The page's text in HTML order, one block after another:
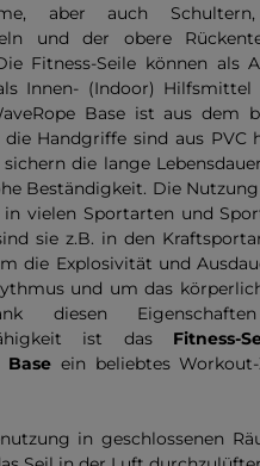
aber auch
und der obere
Fitness-Seile können als
Innen- (Indoor) Hilfsmittel
Base ist aus dem
Handgriffe sind aus PVC
die lange
Beständigkeit. Die
vielen Sportarten und
sie z.B. in den
die Explosivität und
und um das
diesen
ist das Fitness-
Base ein beliebtes
in geschlossenen